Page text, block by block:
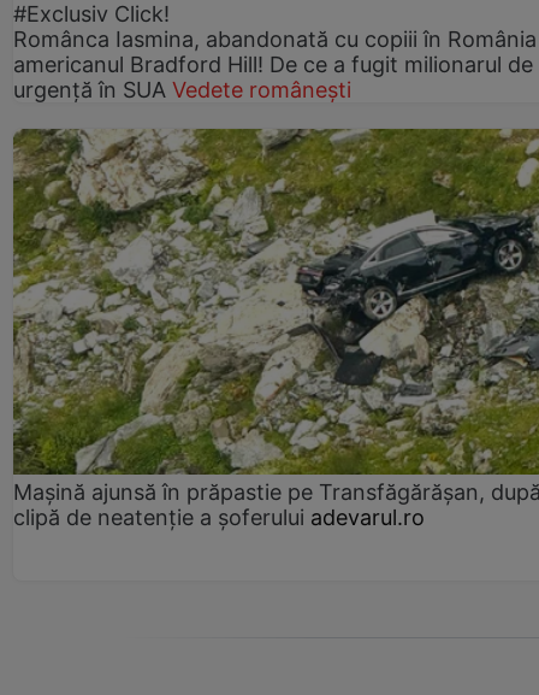
#Exclusiv Click!
Românca Iasmina, abandonată cu copiii în
americanul Bradford Hill! De ce a fugit milionarul de
urgență în SUA Vedete românești
Mașină ajunsă în prăpastie pe Transfăgărășan,
clipă de neatenție a șoferului adevarul.ro